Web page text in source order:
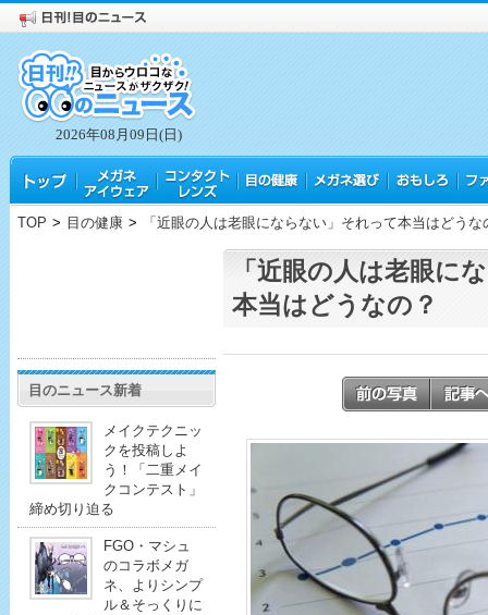
2026年08月09日(日)
TOP > 目の健康 > 「近眼の人は老眼にならない」それって本当はどうな
目のニュース新着
メイクテクニッ
クを投稿しよ
う！「二重メイ
クコンテスト」
締め切り迫る
FGO・マシュ
のコラボメガ
ネ、よりシンプ
ル＆そっくりに
「近眼の人は老眼に
本当はどうなの？